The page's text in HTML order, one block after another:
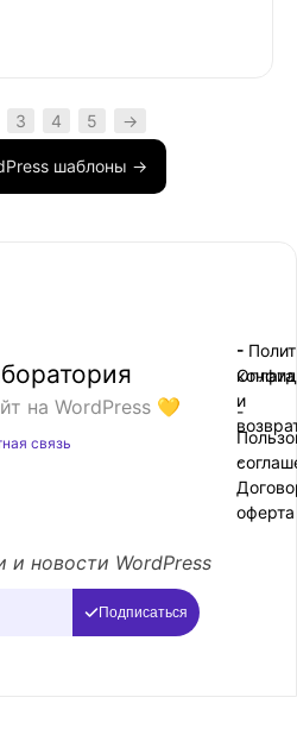
3 4 5 →
шаблоны →
на WordPress 💛
связь
-
-
-
Оплата
и
-
оферта
и новости WordPress
Подписаться